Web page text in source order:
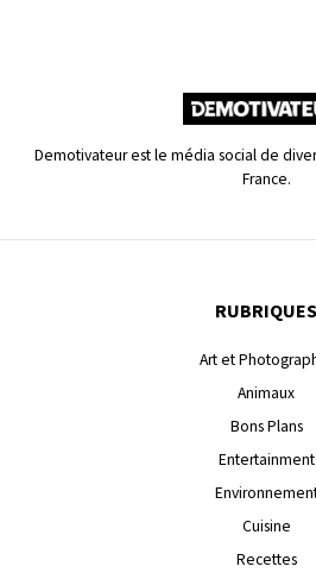
Demotivateur est le média social de
France.
RUBRIQUES
Art et
Animaux
Bons Plans
Entertainment
Cuisine
Recettes